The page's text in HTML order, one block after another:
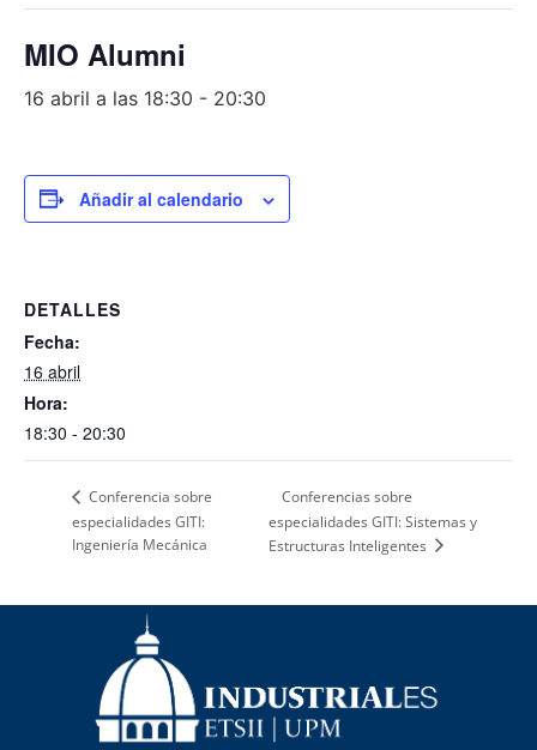
MIO Alumni
16 abril a las 18:30 - 20:30
Añadir al calendario
DETALLES
Fecha:
16 abril
Hora:
18:30 - 20:30
Conferencia sobre
especialidades GITI:
Ingeniería Mecánica
Conferencias sobre
especialidades GITI: Sistemas y
Estructuras Inteligentes